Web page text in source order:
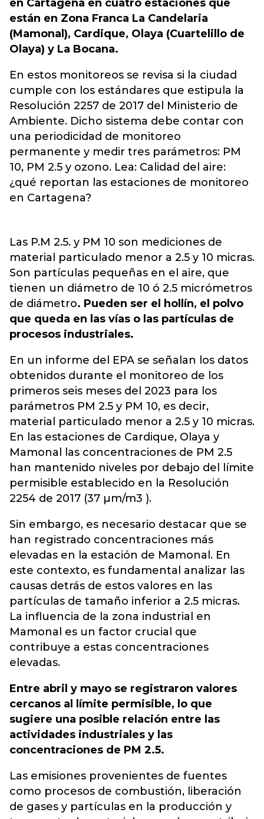
en Cartagena en cuatro estaciones que
están en Zona Franca La Candelaria
(Mamonal), Cardique, Olaya (Cuartelillo de
Olaya) y La Bocana.
En estos monitoreos se revisa si la ciudad
cumple con los estándares que estipula la
Resolución 2257 de 2017 del Ministerio de
Ambiente. Dicho sistema debe contar con
una periodicidad de monitoreo
permanente y medir tres parámetros: PM
10, PM 2.5 y ozono. Lea: Calidad del aire:
¿qué reportan las estaciones de monitoreo
en Cartagena?
Las P.M 2.5. y PM 10 son mediciones de
material particulado menor a 2.5 y 10 micras.
Son partículas pequeñas en el aire, que
tienen un diámetro de 10 ó 2.5 micrómetros
de diámetro. Pueden ser el hollín, el polvo
que queda en las vías o las partículas de
procesos industriales.
En un informe del EPA se señalan los datos
obtenidos durante el monitoreo de los
primeros seis meses del 2023 para los
parámetros PM 2.5 y PM 10, es decir,
material particulado menor a 2.5 y 10 micras.
En las estaciones de Cardique, Olaya y
Mamonal las concentraciones de PM 2.5
han mantenido niveles por debajo del límite
permisible establecido en la Resolución
2254 de 2017 (37 µm/m3 ).
Sin embargo, es necesario destacar que se
han registrado concentraciones más
elevadas en la estación de Mamonal. En
este contexto, es fundamental analizar las
causas detrás de estos valores en las
partículas de tamaño inferior a 2.5 micras.
La influencia de la zona industrial en
Mamonal es un factor crucial que
contribuye a estas concentraciones
elevadas.
Entre abril y mayo se registraron valores
cercanos al límite permisible, lo que
sugiere una posible relación entre las
actividades industriales y las
concentraciones de PM 2.5.
Las emisiones provenientes de fuentes
como procesos de combustión, liberación
de gases y partículas en la producción y